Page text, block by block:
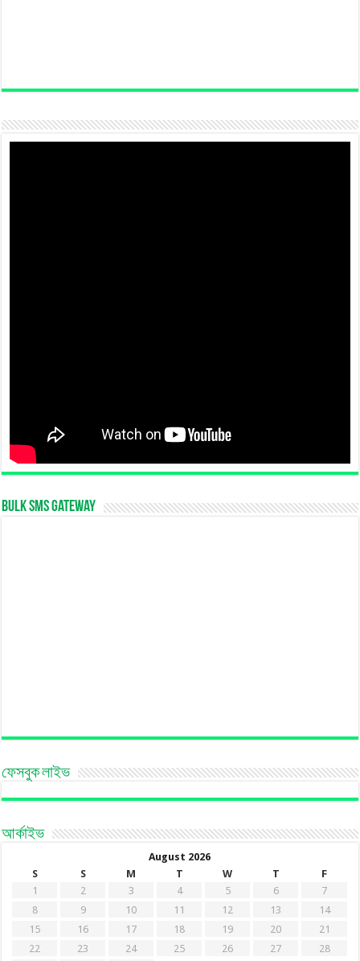
Bulk SMS Gateway
ফেসবুক লাইভ
আর্কাইভ
August 2026
S
S M T W T
F
1
2 3 4 5 6
7
8
9 10 11 12 13
14
15
16 17 18 19 20
21
22
23 24 25 26 27
28